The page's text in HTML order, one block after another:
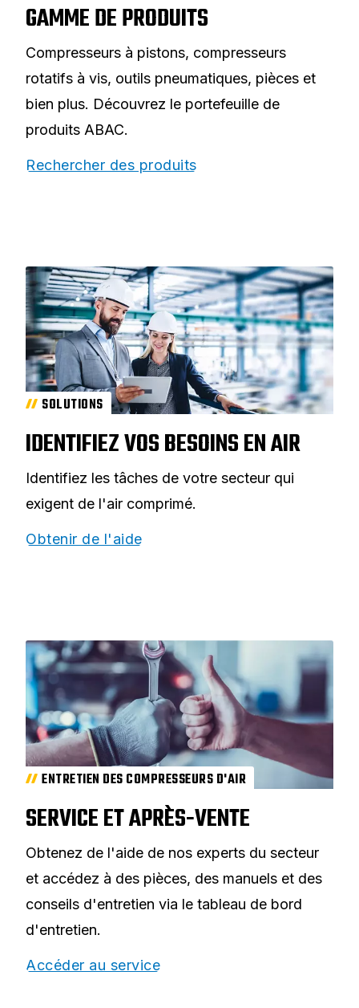
GAMME DE PRODUITS
Compresseurs à pistons, compresseurs
rotatifs à vis, outils pneumatiques, pièces et
bien plus. Découvrez le portefeuille de
produits ABAC.
Rechercher des produits
SOLUTIONS
IDENTIFIEZ VOS BESOINS EN AIR
Identifiez les tâches de votre secteur qui
exigent de l'air comprimé.
Obtenir de l'aide
ENTRETIEN DES COMPRESSEURS D'AIR
SERVICE ET APRÈS-VENTE
Obtenez de l'aide de nos experts du secteur
et accédez à des pièces, des manuels et des
conseils d'entretien via le tableau de bord
d'entretien.
Accéder au service